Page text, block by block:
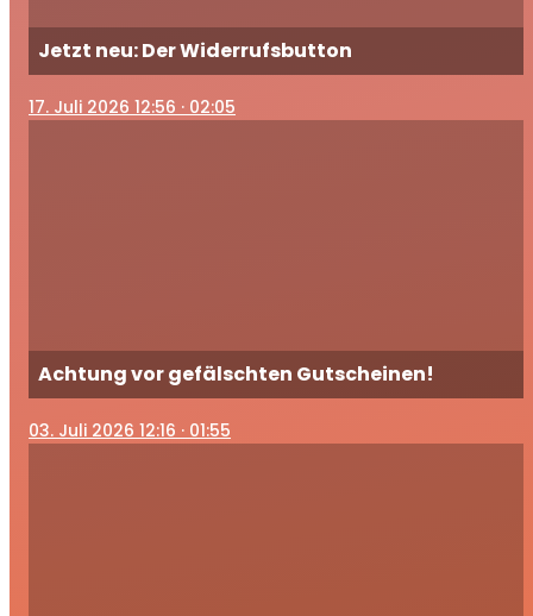
Jetzt neu: Der Widerrufsbutton
17. Juli 2026 12:56 · 02:05
Achtung vor gefälschten Gutscheinen!
03. Juli 2026 12:16 · 01:55